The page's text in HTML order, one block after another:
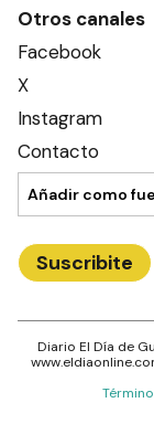
Otros canales
Facebook
X
Instagram
Contacto
Añadir como
Suscribite
Diario El Día de
www.